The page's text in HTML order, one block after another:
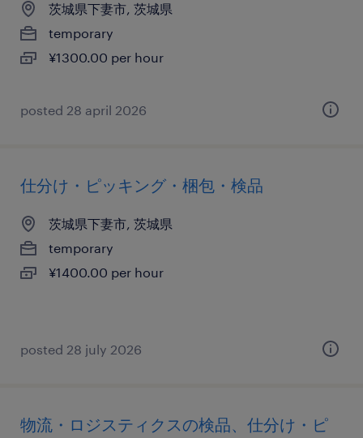
茨城県下妻市, 茨城県
temporary
¥1300.00 per hour
posted 28 april 2026
仕分け・ピッキング・梱包・検品
茨城県下妻市, 茨城県
temporary
¥1400.00 per hour
posted 28 july 2026
物流・ロジスティクスの検品、仕分け・ピ